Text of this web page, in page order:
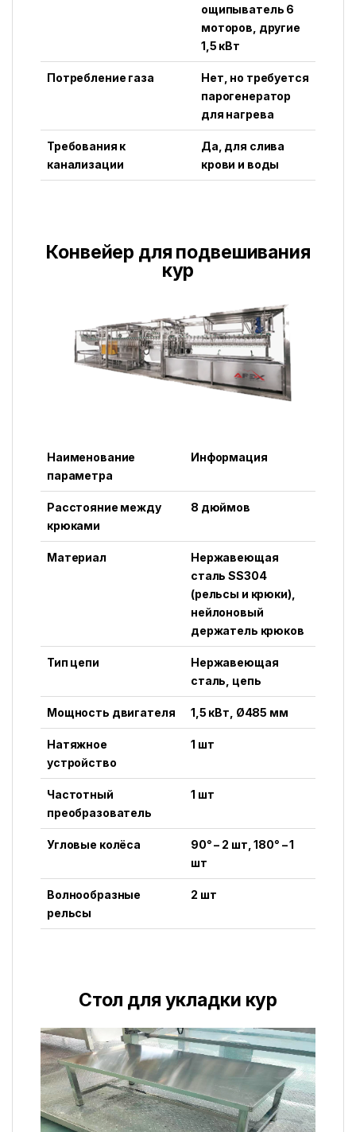
ощипыватель 6
моторов, другие
1,5 кВт
Потребление газа
Нет, но требуется
парогенератор
для нагрева
Требования к
канализации
Да, для слива
крови и воды
Конвейер для подвешивания
кур
Наименование
параметра
Информация
Расстояние между
крюками
8 дюймов
Материал
Нержавеющая
сталь SS304
(рельсы и крюки),
нейлоновый
держатель крюков
Тип цепи
Нержавеющая
сталь, цепь
Мощность двигателя 1,5 кВт, Ø485 мм
Натяжное
устройство
1 шт
Частотный
преобразователь
1 шт
Угловые колёса
90° – 2 шт, 180° – 1
шт
Волнообразные
рельсы
2 шт
Стол для укладки кур